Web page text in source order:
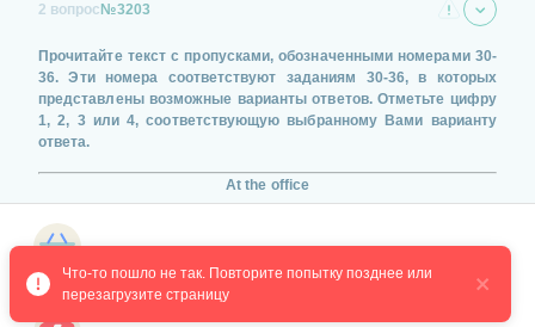
2 вопрос №3203
Прочитайте текст с пропусками, обозначенными номерами 30-
36. Эти номера соответствуют заданиям 30-36, в которых
представлены возможные варианты ответов. Отметьте цифру
1, 2, 3 или 4, соответствующую выбранному Вами варианту
ответа.
At the office
Max White tapped on Paul's office door at 15.00. He walked in
without________ (30)for a response.
Что-то пошло не так. Повторите попытку позднее или
перезагрузите страницу